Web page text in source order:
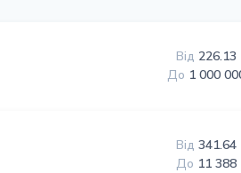
Від 226.13
До 1 000
Від 341.64
До 11 388